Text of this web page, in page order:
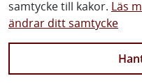
samtycke till kakor. Läs
ändrar ditt samtycke
Facebook Youtube